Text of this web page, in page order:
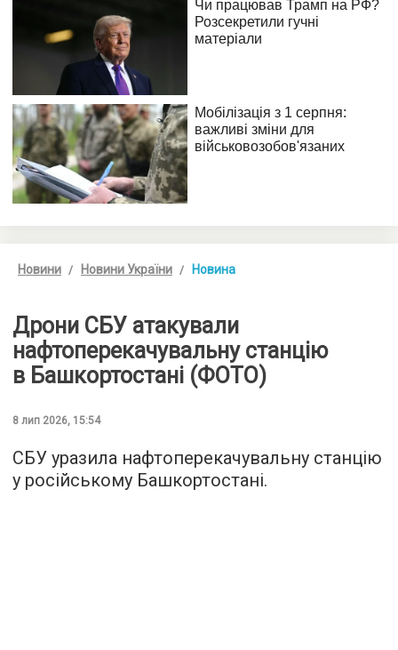
Новини Новини України Новина
Дрони СБУ атакували
нафтоперекачувальну станцію
в Башкортостані (ФОТО)
8 лип 2026, 15:54
СБУ уразила нафтоперекачувальну станцію
у російському Башкортостані.